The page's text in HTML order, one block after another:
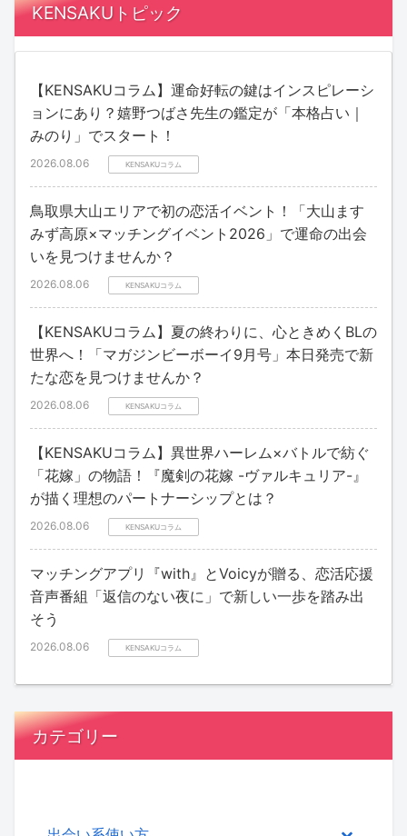
KENSAKUトピック
【KENSAKUコラム】運命好転の鍵はインスピレーシ
ョンにあり？嬉野つばさ先生の鑑定が「本格占い｜
みのり」でスタート！
2026.08.06 KENSAKUコラム
鳥取県大山エリアで初の恋活イベント！「大山ます
みず高原×マッチングイベント2026」で運命の出会
いを見つけませんか？
2026.08.06 KENSAKUコラム
【KENSAKUコラム】夏の終わりに、心ときめくBLの
世界へ！「マガジンビーボーイ9月号」本日発売で新
たな恋を見つけませんか？
2026.08.06 KENSAKUコラム
【KENSAKUコラム】異世界ハーレム×バトルで紡ぐ
「花嫁」の物語！『魔剣の花嫁 -ヴァルキュリア-』
が描く理想のパートナーシップとは？
2026.08.06 KENSAKUコラム
マッチングアプリ『with』とVoicyが贈る、恋活応援
音声番組「返信のない夜に」で新しい一歩を踏み出
そう
2026.08.06 KENSAKUコラム
カテゴリー